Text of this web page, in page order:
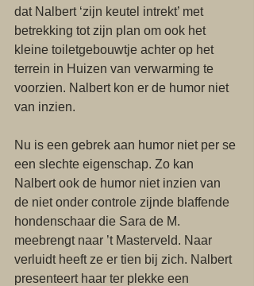
dat Nalbert ‘zijn keutel intrekt’ met
betrekking tot zijn plan om ook het
kleine toiletgebouwtje achter op het
terrein in Huizen van verwarming te
voorzien. Nalbert kon er de humor niet
van inzien.
Nu is een gebrek aan humor niet per se
een slechte eigenschap. Zo kan
Nalbert ook de humor niet inzien van
de niet onder controle zijnde blaffende
hondenschaar die Sara de M.
meebrengt naar ’t Masterveld. Naar
verluidt heeft ze er tien bij zich. Nalbert
presenteert haar ter plekke een